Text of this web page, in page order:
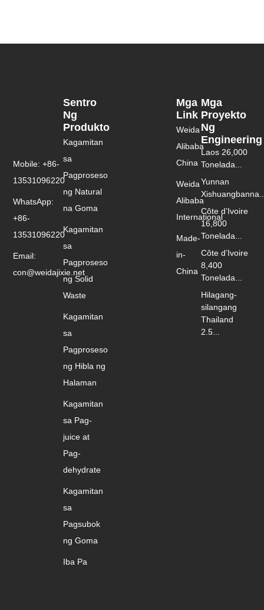
Mga
Link
Weida
Alibaba
China
Weida
Alibaba
International
Made-
in-
China
Sentro
Ng
Produkto
Kagamitan
sa
Pagproseso
ng Natural
na Goma
Kagamitan
sa
Pagproseso
ng Solid
Waste
Kagamitan
sa
Pagproseso
ng Hibla ng
Halaman
Kagamitan
sa Pag-
juice at
Pag-
dehydrate
Kagamitan
sa
Pagsubok
ng Goma
Iba Pa
Mga
Proyekto
Ng
Engineering
Laos 26,000
Tonelada...
Yunnan
Côte d’Ivoire
16,800
Tonelada...
Côte d’Ivoire
8,400
Tonelada...
Hilagang-
silangang
Thailand
2.5...
Mobile: +86-
13531096220
WhatsApp:
+86-
13531096220
Email:
con@weidajixie.net